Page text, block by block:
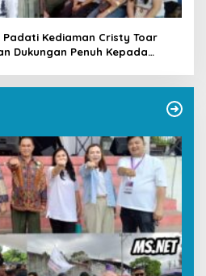
Padati Kediaman Cristy Toar
Dukungan Penuh Kepada